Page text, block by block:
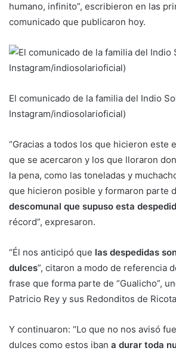
humano, infinito”, escribieron en las
comunicado que publicaron hoy.
El comunicado de la familia del Indio
Instagram/indiosolarioficial)
“Gracias a todos los que hicieron este
que se acercaron y los que lloraron
la pena, como las toneladas y
que hicieron posible y formaron parte
descomunal que supuso esta
récord”, expresaron.
“Él nos anticipó que las despedidas
dulces”, citaron a modo de referencia
frase que forma parte de “Gualicho”,
Patricio Rey y sus Redonditos de
Y continuaron: “Lo que no nos avisó
dulces como estos iban a durar toda